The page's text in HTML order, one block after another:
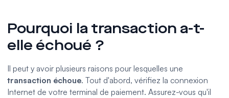
Pourquoi la transaction a-t-
elle échoué ?
Il peut y avoir plusieurs raisons pour lesquelles une
transaction échoue. Tout d'abord, vérifiez la connexion
Internet de votre terminal de paiement. Assurez-vous qu'il